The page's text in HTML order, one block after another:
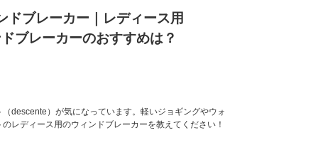
ドブレーカー｜レディース用
ブレーカーのおすすめは？
descente）が気になっています。軽いジョギングやウォ
レディース用のウィンドブレーカーを教えてください！